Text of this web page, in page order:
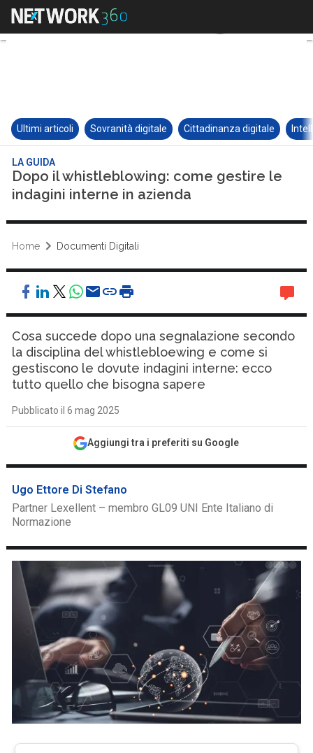
Ultimi articoli Sovranità digitale Cittadinanza digitale
LA GUIDA
Dopo il whistleblowing: come gestire le
indagini interne in azienda
Home Documenti Digitali
Cosa succede dopo una segnalazione secondo
la disciplina del whistlebloewing e come si
gestiscono le dovute indagini interne: ecco
tutto quello che bisogna sapere
Pubblicato il 6 mag 2025
Aggiungi tra i preferiti su Google
Ugo Ettore Di Stefano
Partner Lexellent – membro GL09 UNI Ente Italiano di
Normazione